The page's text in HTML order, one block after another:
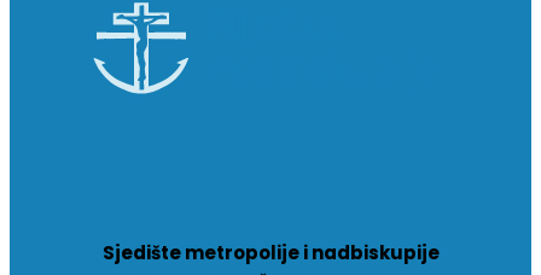
Sjedište metropolije i nadbiskupije